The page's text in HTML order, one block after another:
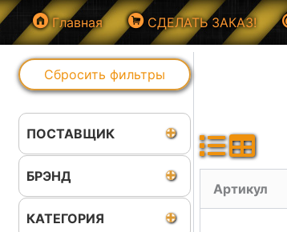
Перейти
Главная СДЕЛАТЬ ЗАКАЗ!
Сбросить фильтры
ПОСТАВЩИК
БРЭНД
КАТЕГОРИЯ
Артикул